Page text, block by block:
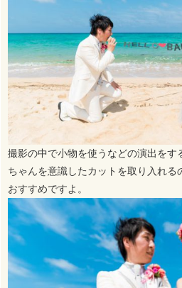
撮影の中で小物を使うなどの演出をす
ちゃんを意識したカットを取り入れ
おすすめですよ。